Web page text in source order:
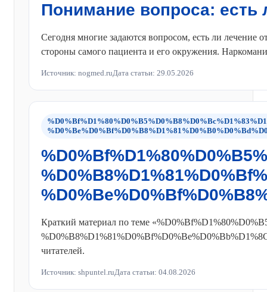
Понимание вопроса: есть
Сегодня многие задаются вопросом, есть ли лечение
стороны самого пациента и его окружения.
Источник: nogmed.ruДата статьи: 29.05.2026
Краткий материал по теме
читателей.
Источник: shpuntel.ruДата статьи: 04.08.2026